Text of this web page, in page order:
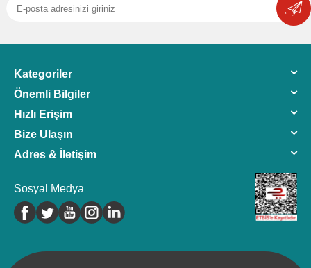
Kategoriler
Önemli Bilgiler
Hızlı Erişim
Bize Ulaşın
Adres & İletişim
Sosyal Medya